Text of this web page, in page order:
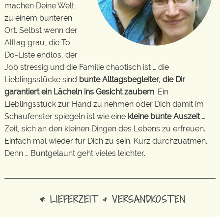
machen Deine Welt
zu einem bunteren
Ort. Selbst wenn der
Alltag grau, die To-
Do-Liste endlos, der
Job stressig und die Familie chaotisch ist … die
Lieblingsstücke sind bunte Alltagsbegleiter, die Dir
garantiert ein Lächeln ins Gesicht zaubern. Ein
Lieblingsstück zur Hand zu nehmen oder Dich damit im
Schaufenster spiegeln ist wie eine kleine bunte Auszeit…
Zeit, sich an den kleinen Dingen des Lebens zu erfreuen.
Einfach mal wieder für Dich zu sein. Kurz durchzuatmen.
Denn … Buntgelaunt geht vieles leichter.
* LIEFERZEIT & VERSANDKOSTEN